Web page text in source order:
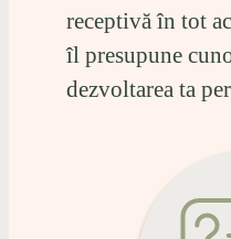
receptivă în tot
îl presupune
dezvoltarea ta